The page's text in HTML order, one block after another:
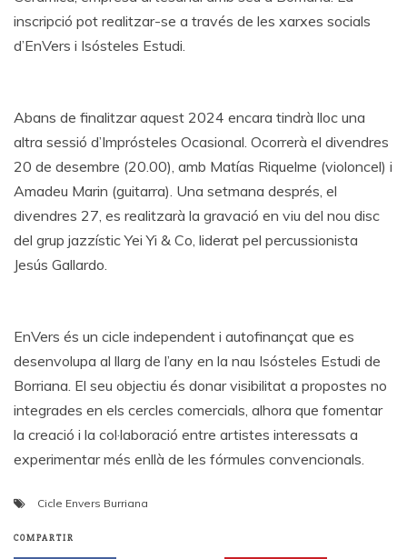
inscripció pot realitzar-se a través de les xarxes socials
d’EnVers i Isósteles Estudi.
Abans de finalitzar aquest 2024 encara tindrà lloc una
altra sessió d’Imprósteles Ocasional. Ocorrerà el divendres
20 de desembre (20.00), amb Matías Riquelme (violoncel) i
Amadeu Marin (guitarra). Una setmana després, el
divendres 27, es realitzarà la gravació en viu del nou disc
del grup jazzístic Yei Yi & Co, liderat pel percussionista
Jesús Gallardo.
EnVers és un cicle independent i autofinançat que es
desenvolupa al llarg de l’any en la nau Isósteles Estudi de
Borriana. El seu objectiu és donar visibilitat a propostes no
integrades en els cercles comercials, alhora que fomentar
la creació i la col·laboració entre artistes interessats a
experimentar més enllà de les fórmules convencionals.
Cicle Envers Burriana
COMPARTIR